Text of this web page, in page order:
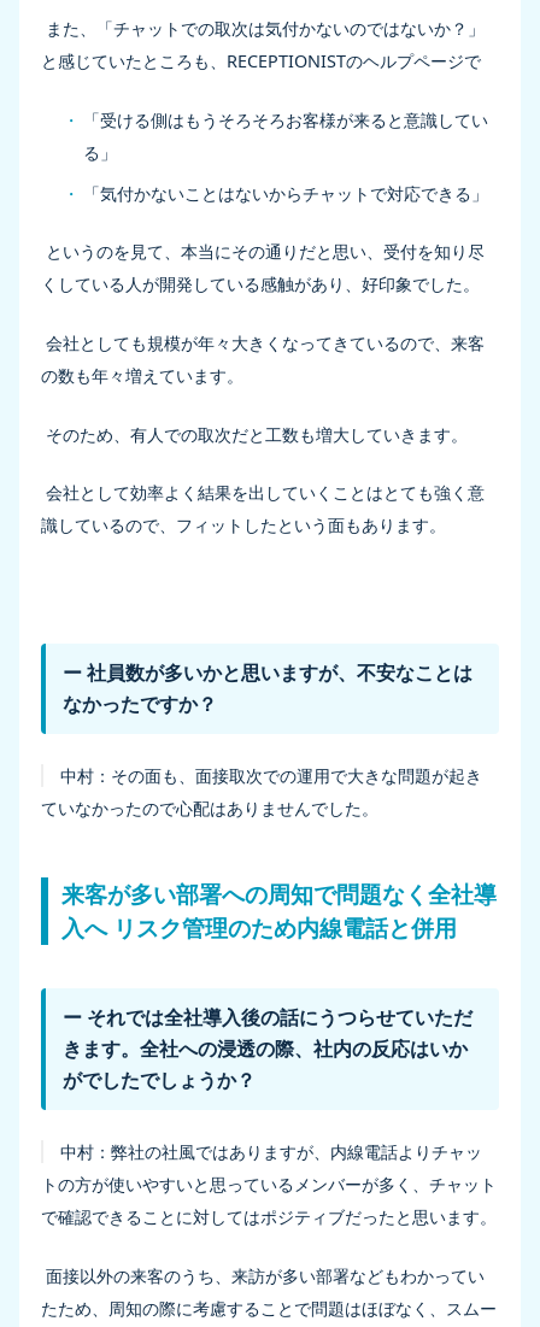
また、「チャットでの取次は気付かないのではないか？」
と感じていたところも、RECEPTIONISTのヘルプページで
「受ける側はもうそろそろお客様が来ると意識してい
る」
「気付かないことはないからチャットで対応できる」
というのを見て、本当にその通りだと思い、受付を知り尽
くしている人が開発している感触があり、好印象でした。
会社としても規模が年々大きくなってきているので、来客
の数も年々増えています。
そのため、有人での取次だと工数も増大していきます。
会社として効率よく結果を出していくことはとても強く意
識しているので、フィットしたという面もあります。
ー 社員数が多いかと思いますが、不安なことは
なかったですか？
中村： その面も、面接取次での運用で大きな問題が起き
ていなかったので心配はありませんでした。
来客が多い部署への周知で問題なく全社導
入へ リスク管理のため内線電話と併用
ー それでは全社導入後の話にうつらせていただ
きます。全社への浸透の際、社内の反応はいか
がでしたでしょうか？
中村：弊社の社風ではありますが、内線電話よりチャッ
トの方が使いやすいと思っているメンバーが多く、チャット
で確認できることに対してはポジティブだったと思います。
面接以外の来客のうち、来訪が多い部署などもわかってい
たため、周知の際に考慮することで問題はほぼなく、スムー